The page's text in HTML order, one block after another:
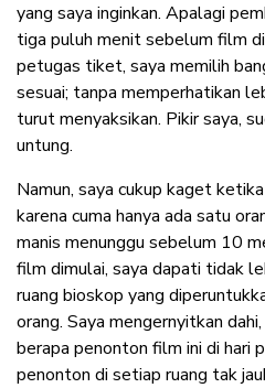
yang saya inginkan. Apalagi
tiga puluh menit sebelum film
petugas tiket, saya memilih
sesuai; tanpa memperhatikan
turut menyaksikan. Pikir saya,
untung.
Namun, saya cukup kaget
karena cuma hanya ada satu
manis menunggu sebelum 10
film dimulai, saya dapati tidak
ruang bioskop yang
orang. Saya mengernyitkan
berapa penonton film ini di hari
penonton di setiap ruang tak